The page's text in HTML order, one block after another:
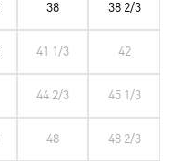
38 38 2/3
41 1/3 42
44 2/3 45 1/3
48 48 2/3